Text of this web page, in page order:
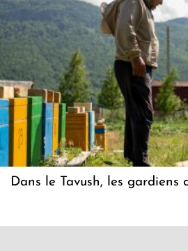
Dans le Tavush, les gardiens